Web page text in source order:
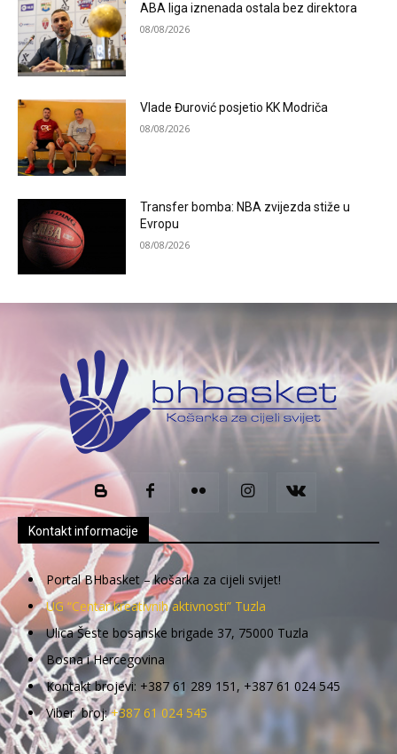
ABA liga iznenada ostala bez direktora
08/08/2026
Vlade Đurović posjetio KK Modriča
08/08/2026
Transfer bomba: NBA zvijezda stiže u
Evropu
08/08/2026
Kontakt informacije
Portal BHbasket – košarka za cijeli svijet!
UG “Centar kreativnih aktivnosti” Tuzla
Ulica Šeste bosanske brigade 37, 75000 Tuzla
Bosna i Hercegovina
Kontakt brojevi: +387 61 289 151, +387 61 024 545
Viber broj:+387 61 024 545